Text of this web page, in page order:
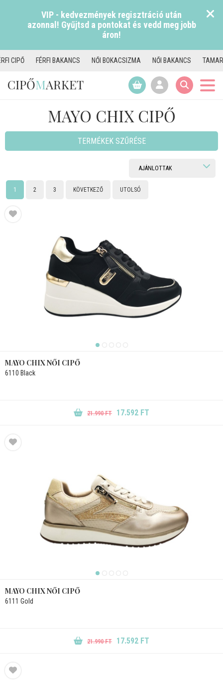
VIP - kedvezmények regisztráció után
azonnal! Gyűjtsd a pontokat és vedd meg jobb
áron!
NŐI BOKACSIZMA NŐI BAKANCS TAMARIS CSIZMA NŐI
CIPŐMARKET
MAYO CHIX CIPŐ
TERMÉKEK SZŰRÉSE
1 2 3 KÖVETKEZŐ UTOLSÓ
MAYO CHIX NŐI CIPŐ
6110 Black
21.990 FT 17.592 FT
MAYO CHIX NŐI CIPŐ
6111 Gold
21.990 FT 17.592 FT